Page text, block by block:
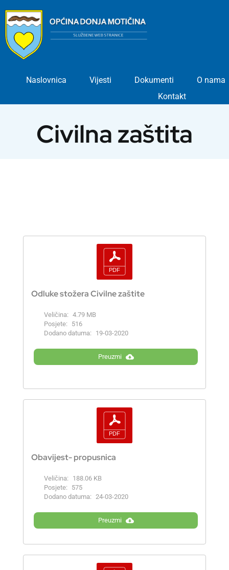
content
Naslovnica Vijesti Dokumenti
O nama
Kontakt
Civilna zaštita
Odluke stožera Civilne zaštite
Veličina: 4.79 MB
Posjete:
516
Dodano datuma:
19-03-2020
Preuzmi
Obavijest- propusnica
Veličina:
188.06 KB
Posjete:
575
Dodano datuma: 24-03-2020
Preuzmi